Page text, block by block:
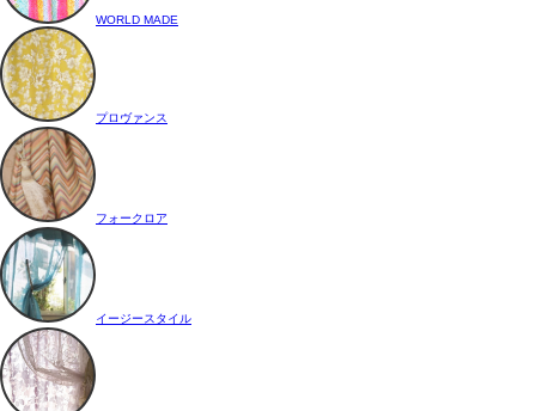
WORLD MADE
プロヴァンス
フォークロア
イージースタイル